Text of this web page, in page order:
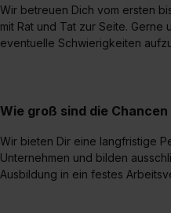
Wir betreuen Dich vom ersten
mit Rat und Tat zur Seite.
eventuelle Schwierigkeiten
Wie groß sind die
Wir bieten Dir eine langfristige
Unternehmen und bilden
Ausbildung in ein festes